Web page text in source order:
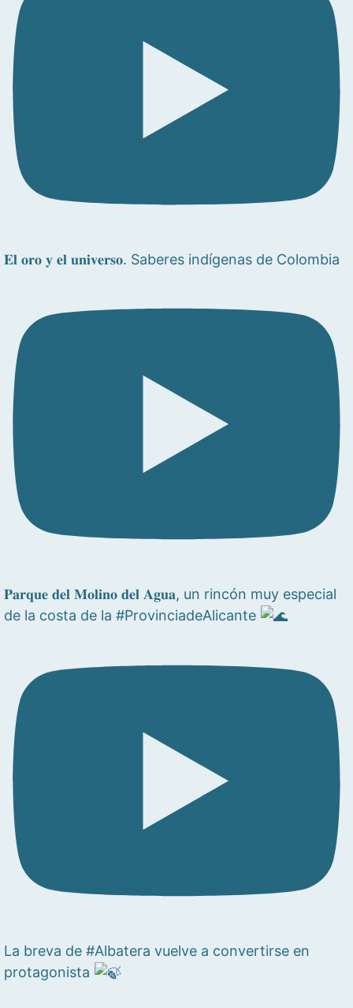
𝐄𝐥 𝐨𝐫𝐨 𝐲 𝐞𝐥 𝐮𝐧𝐢𝐯𝐞𝐫𝐬𝐨. Saberes indígenas de Colombia
𝐏𝐚𝐫𝐪𝐮𝐞 𝐝𝐞𝐥 𝐌𝐨𝐥𝐢𝐧𝐨 𝐝𝐞𝐥 𝐀𝐠𝐮𝐚, un rincón muy especial
de la costa de la #ProvinciadeAlicante
La breva de #Albatera vuelve a convertirse en
protagonista